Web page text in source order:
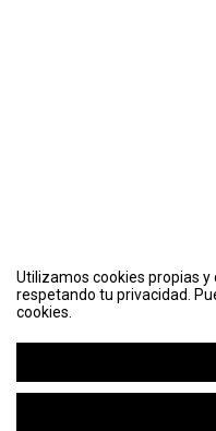
Utilizamos cookies propias
respetando tu privacidad.
cookies.